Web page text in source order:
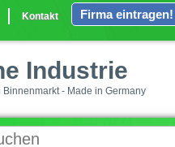
Kontakt Firma eintragen!
Industrie
- Made in Germany